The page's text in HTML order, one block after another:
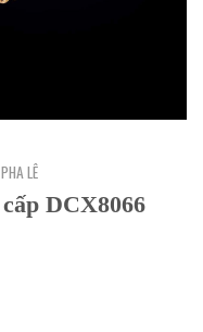
LÊ
DCX8066